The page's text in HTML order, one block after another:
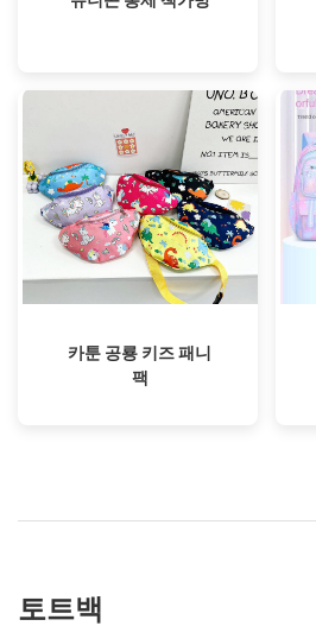
카툰 공룡 키즈 패니
팩
토트백